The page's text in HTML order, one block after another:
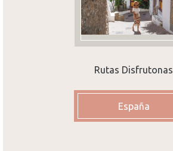
Rutas Disfrutonas
España